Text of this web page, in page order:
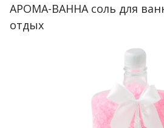
АРОМА-ВАННА соль для
отдых